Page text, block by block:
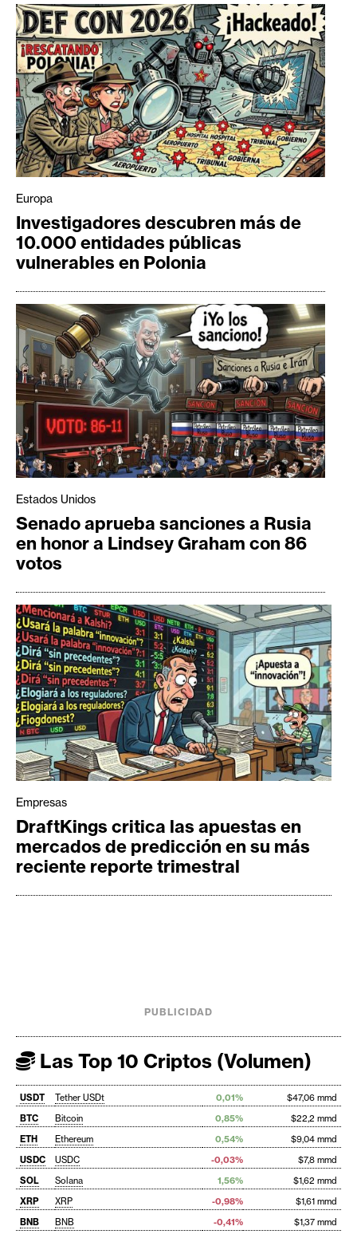
Europa
Investigadores descubren más de
10.000 entidades públicas
vulnerables en Polonia
Estados Unidos
Senado aprueba sanciones a Rusia
en honor a Lindsey Graham con 86
votos
Empresas
DraftKings critica las apuestas en
mercados de predicción en su más
reciente reporte trimestral
PUBLICIDAD
Las Top 10 Criptos (Volumen)
USDT Tether USDt 0,01%
$47,06 mmd
BTC
Bitcoin 0,85%
$22,2 mmd
ETH
Ethereum 0,54%
$9,04 mmd
USDC
USDC -0,03%
$7,8 mmd
SOL
Solana 1,56%
$1,62 mmd
XRP
XRP -0,98%
$1,61 mmd
BNB
BNB -0,41%
$1,37 mmd